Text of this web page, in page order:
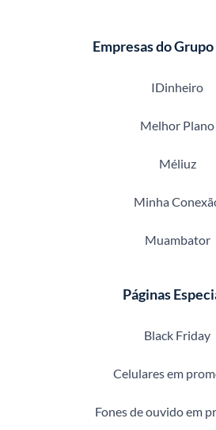
Empresas do
IDinheiro
Melhor Plano
Méliuz
Minha
Muambator
Páginas
Black Friday
Celulares em
Fones de ouvido em